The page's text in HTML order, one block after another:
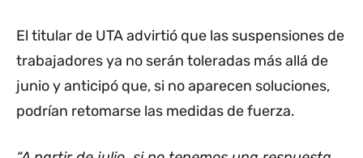
El titular de UTA advirtió que las suspensiones de
trabajadores ya no serán toleradas más allá de
junio y anticipó que, si no aparecen soluciones,
podrían retomarse las medidas de fuerza.